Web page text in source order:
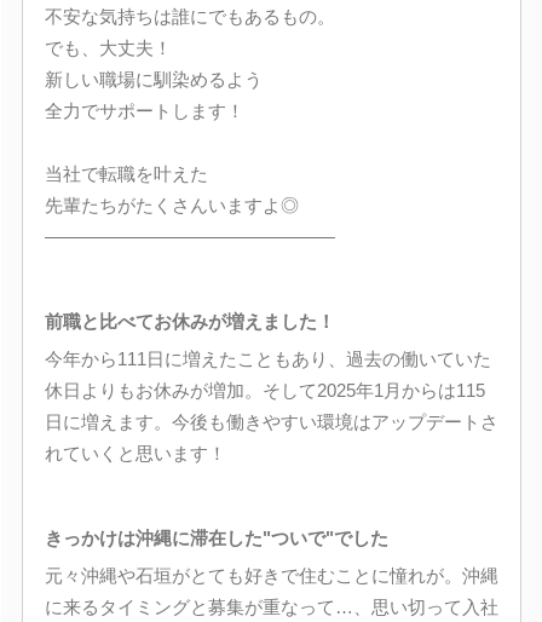
不安な気持ちは誰にでもあるもの。
でも、大丈夫！
新しい職場に馴染めるよう
全力でサポートします！
当社で転職を叶えた
先輩たちがたくさんいますよ◎
――――――――――――――――
前職と比べてお休みが増えました！
今年から111日に増えたこともあり、過去の働いていた
休日よりもお休みが増加。そして2025年1月からは115
日に増えます。今後も働きやすい環境はアップデートさ
れていくと思います！
きっかけは沖縄に滞在した"ついで"でした
元々沖縄や石垣がとても好きで住むことに憧れが。沖縄
に来るタイミングと募集が重なって…、思い切って入社